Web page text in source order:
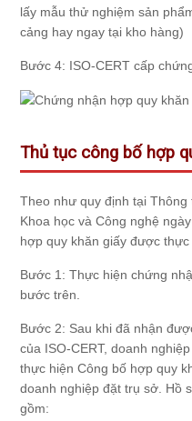
lấy mẫu thử nghiệm sản
cảng hay ngay tại kho hàng)
Bước 4: ISO-CERT cấp
Thủ tục công bố hợp
Theo như quy định tại
Khoa học và Công nghệ
hợp quy khăn giấy được
Bước 1: Thực hiện chứng
bước trên.
Bước 2: Sau khi đã nhận
của ISO-CERT, doanh
thực hiện Công bố hợp quy
doanh nghiệp đặt trụ sở. Hồ
gồm: